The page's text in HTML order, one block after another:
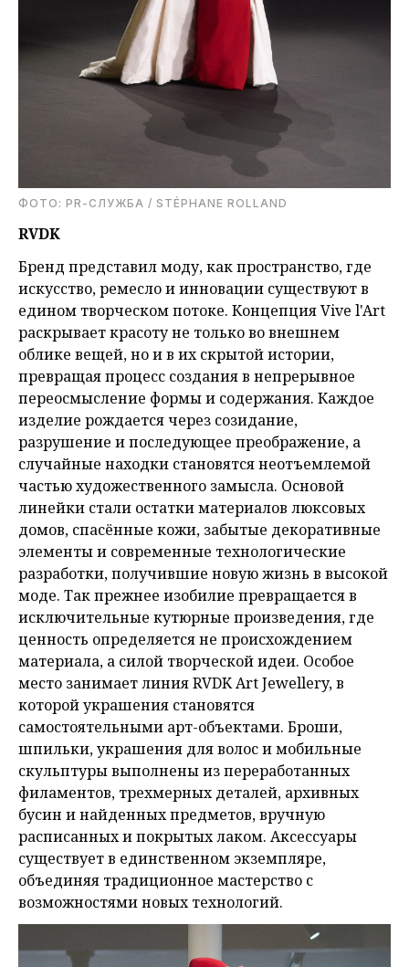
ФОТО: PR-СЛУЖБА / STÉPHANE ROLLAND
RVDK
Бренд представил моду, как пространство, где
искусство, ремесло и инновации существуют в
едином творческом потоке. Концепция Vive l'Art
раскрывает красоту не только во внешнем
облике вещей, но и в их скрытой истории,
превращая процесс создания в непрерывное
переосмысление формы и содержания. Каждое
изделие рождается через созидание,
разрушение и последующее преображение, а
случайные находки становятся неотъемлемой
частью художественного замысла. Основой
линейки стали остатки материалов люксовых
домов, спасённые кожи, забытые декоративные
элементы и современные технологические
разработки, получившие новую жизнь в высокой
моде. Так прежнее изобилие превращается в
исключительные кутюрные произведения, где
ценность определяется не происхождением
материала, а силой творческой идеи. Особое
место занимает линия RVDK Art Jewellery, в
которой украшения становятся
самостоятельными арт-объектами. Броши,
шпильки, украшения для волос и мобильные
скульптуры выполнены из переработанных
филаментов, трехмерных деталей, архивных
бусин и найденных предметов, вручную
расписанных и покрытых лаком. Аксессуары
существует в единственном экземпляре,
объединяя традиционное мастерство с
возможностями новых технологий.